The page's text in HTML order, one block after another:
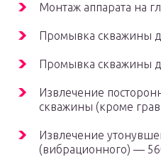
Монтаж аппарата на
Промывка скважины
Промывка скважины
Извлечение
скважины (кроме
Извлечение
(вибрационного) —